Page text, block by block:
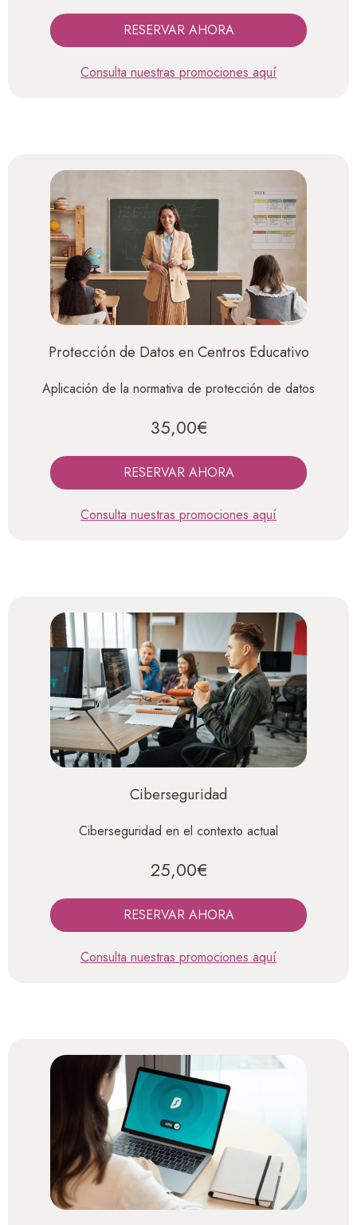
RESERVAR AHORA
Consulta nuestras promociones aquí
Protección de Datos en Centros Educativo
Aplicación de la normativa de protección de datos
35,00€
RESERVAR AHORA
Consulta nuestras promociones aquí
Ciberseguridad
Ciberseguridad en el contexto actual
25,00€
RESERVAR AHORA
Consulta nuestras promociones aquí